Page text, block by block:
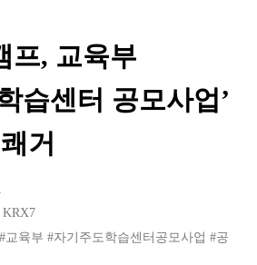
프, 교육부
습센터 공모사업’
거
KRX7
#교육부 #자기주도학습센터공모사업 #공